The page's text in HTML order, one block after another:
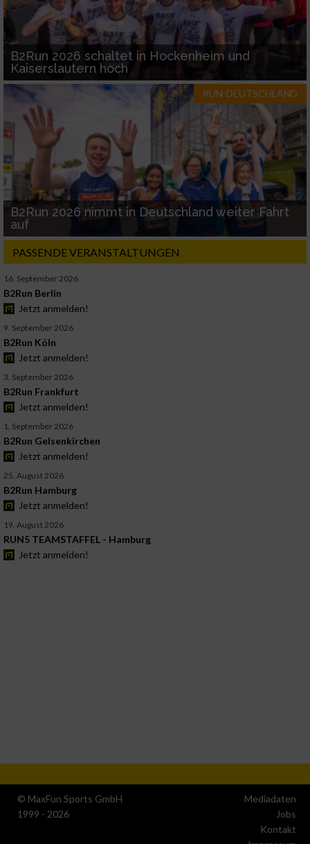
B2Run 2026 schaltet in Hockenheim und
Kaiserslautern hoch
RUN-DEUTSCHLAND
B2Run 2026 nimmt in Deutschland weiter Fahrt
auf
PASSENDE VERANSTALTUNGEN
16. September 2026
B2Run Berlin
Jetzt anmelden!
9. September 2026
B2Run Köln
Jetzt anmelden!
3. September 2026
B2Run Frankfurt
Jetzt anmelden!
1. September 2026
B2Run Gelsenkirchen
Jetzt anmelden!
25. August 2026
B2Run Hamburg
Jetzt anmelden!
19. August 2026
RUN5 TEAMSTAFFEL - Hamburg
Jetzt anmelden!
© MaxFun Sports GmbH
1999 - 2026
Mediadaten
Jobs
Kontakt